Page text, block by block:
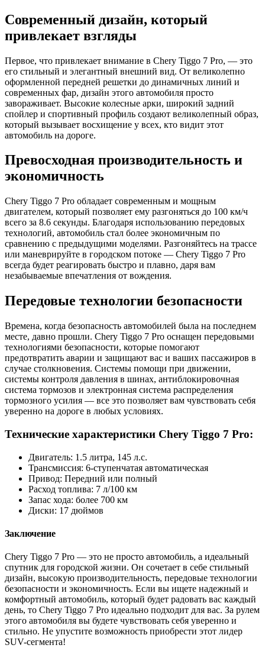
Современный дизайн, который
привлекает взгляды
Первое, что привлекает внимание в Chery Tiggo 7 Pro, — это
его стильный и элегантный внешний вид. От великолепно
оформленной передней решетки до динамичных линий и
современных фар, дизайн этого автомобиля просто
завораживает. Высокие колесные арки, широкий задний
спойлер и спортивный профиль создают великолепный образ,
который вызывает восхищение у всех, кто видит этот
автомобиль на дороге.
Превосходная производительность и
экономичность
Chery Tiggo 7 Pro обладает современным и мощным
двигателем, который позволяет ему разгоняться до 100 км/ч
всего за 8.6 секунды. Благодаря использованию передовых
технологий, автомобиль стал более экономичным по
сравнению с предыдущими моделями. Разгоняйтесь на трассе
или маневрируйте в городском потоке — Chery Tiggo 7 Pro
всегда будет реагировать быстро и плавно, даря вам
незабываемые впечатления от вождения.
Передовые технологии безопасности
Времена, когда безопасность автомобилей была на последнем
месте, давно прошли. Chery Tiggo 7 Pro оснащен передовыми
технологиями безопасности, которые помогают
предотвратить аварии и защищают вас и ваших пассажиров в
случае столкновения. Системы помощи при движении,
системы контроля давления в шинах, антиблокировочная
система тормозов и электронная система распределения
тормозного усилия — все это позволяет вам чувствовать себя
уверенно на дороге в любых условиях.
Технические характеристики Chery Tiggo 7 Pro:
Двигатель: 1.5 литра, 145 л.с.
Трансмиссия: 6-ступенчатая автоматическая
Привод: Передний или полный
Расход топлива: 7 л/100 км
Запас хода: более 700 км
Диски: 17 дюймов
Заключение
Chery Tiggo 7 Pro — это не просто автомобиль, а идеальный
спутник для городской жизни. Он сочетает в себе стильный
дизайн, высокую производительность, передовые технологии
безопасности и экономичность. Если вы ищете надежный и
комфортный автомобиль, который будет радовать вас каждый
день, то Chery Tiggo 7 Pro идеально подходит для вас. За рулем
этого автомобиля вы будете чувствовать себя уверенно и
стильно. Не упустите возможность приобрести этот лидер
SUV-сегмента!